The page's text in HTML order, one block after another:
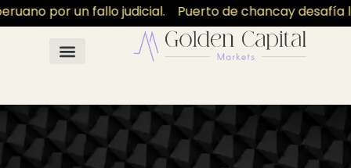
por un fallo judicial. Puerto de chancay desafía